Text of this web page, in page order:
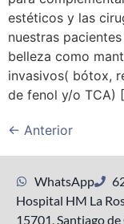
estéticos y las
nuestras
belleza como
invasivos( bótox,
de fenol y/o TCA)
← Anterior
WhatsApp
Hospital HM La
15701, Santiago